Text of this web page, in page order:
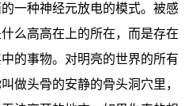
一种神经元放电的模式。被感
么高高在上的所在，而是存在
的事物。对明亮的世界的所有
做头骨的安静的骨头洞穴里，